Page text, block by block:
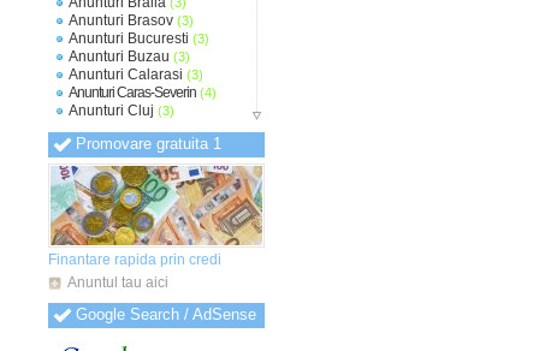
Anunturi Brasov (3)
Anunturi Bucuresti (3)
Anunturi Buzau (3)
Anunturi Calarasi (3)
Anunturi Caras-Severin (4)
Anunturi Cluj (3)
Anunturi Constanta
Anunturi Covasna(3)
Anunturi Dambovita(3)
Anunturi Dolj(3)
Anunturi Galati(3)
Anunturi Giurgiu(3)
Anunturi Gorj(3)
Anunturi Harghita (3)
Anunturi Hunedoara
Anunturi Ialomita
Anunturi Iasi(3)
Anunturi Ilfov(3)
Anunturi Maramures
Promovare gratuita 1
Finantare rapida prin credi
Anuntul tau aici
Google Search / AdSense